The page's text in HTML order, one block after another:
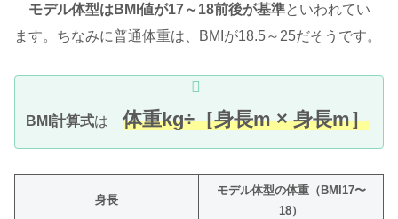
モデル体型はBMI値が17～18前後が基準といわれてい
ます。ちなみに普通体重は、BMIが18.5～25だそうです。
BMI計算式は 体重kg÷［身長m × 身長m］
身長
モデル体型の体重（BMI17〜
18）